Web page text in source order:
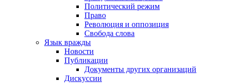
Политический режим
Право
Революция и оппозиция
Свобода слова
Язык вражды
Новости
Публикации
Документы других организаций
Дискуссии